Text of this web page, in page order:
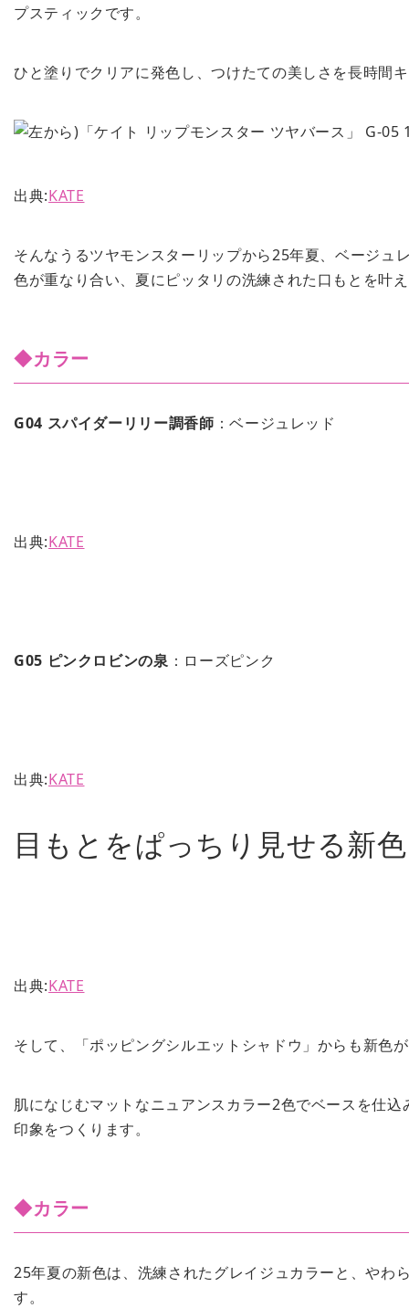
プスティックです。
ひと塗りでクリアに発色し、つけたての美しさを長時間
出典:KATE
そんなうるツヤモンスターリップから25年夏、ベージュ
色が重なり合い、夏にピッタリの洗練された口もとを叶
◆カラー
G04 スパイダーリリー調香師 ：ベージュレッド
出典:KATE
G05 ピンクロビンの泉 ：ローズピンク
出典:KATE
目もとをぱっちり見せる新
出典:KATE
そして、「ポッピングシルエットシャドウ」からも新色
肌になじむマットなニュアンスカラー2色でベースを仕
印象をつくります。
◆カラー
25年夏の新色は、洗練されたグレイジュカラーと、やわ
す。